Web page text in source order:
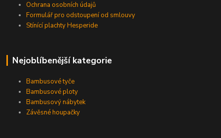
Ochrana osobních údajů
Formulář pro odstoupení od smlouvy
Stínící plachty Hesperide
Nejoblíbenější kategorie
Bambusové tyče
Bambusové ploty
Bambusový nábytek
Závěsné houpačky